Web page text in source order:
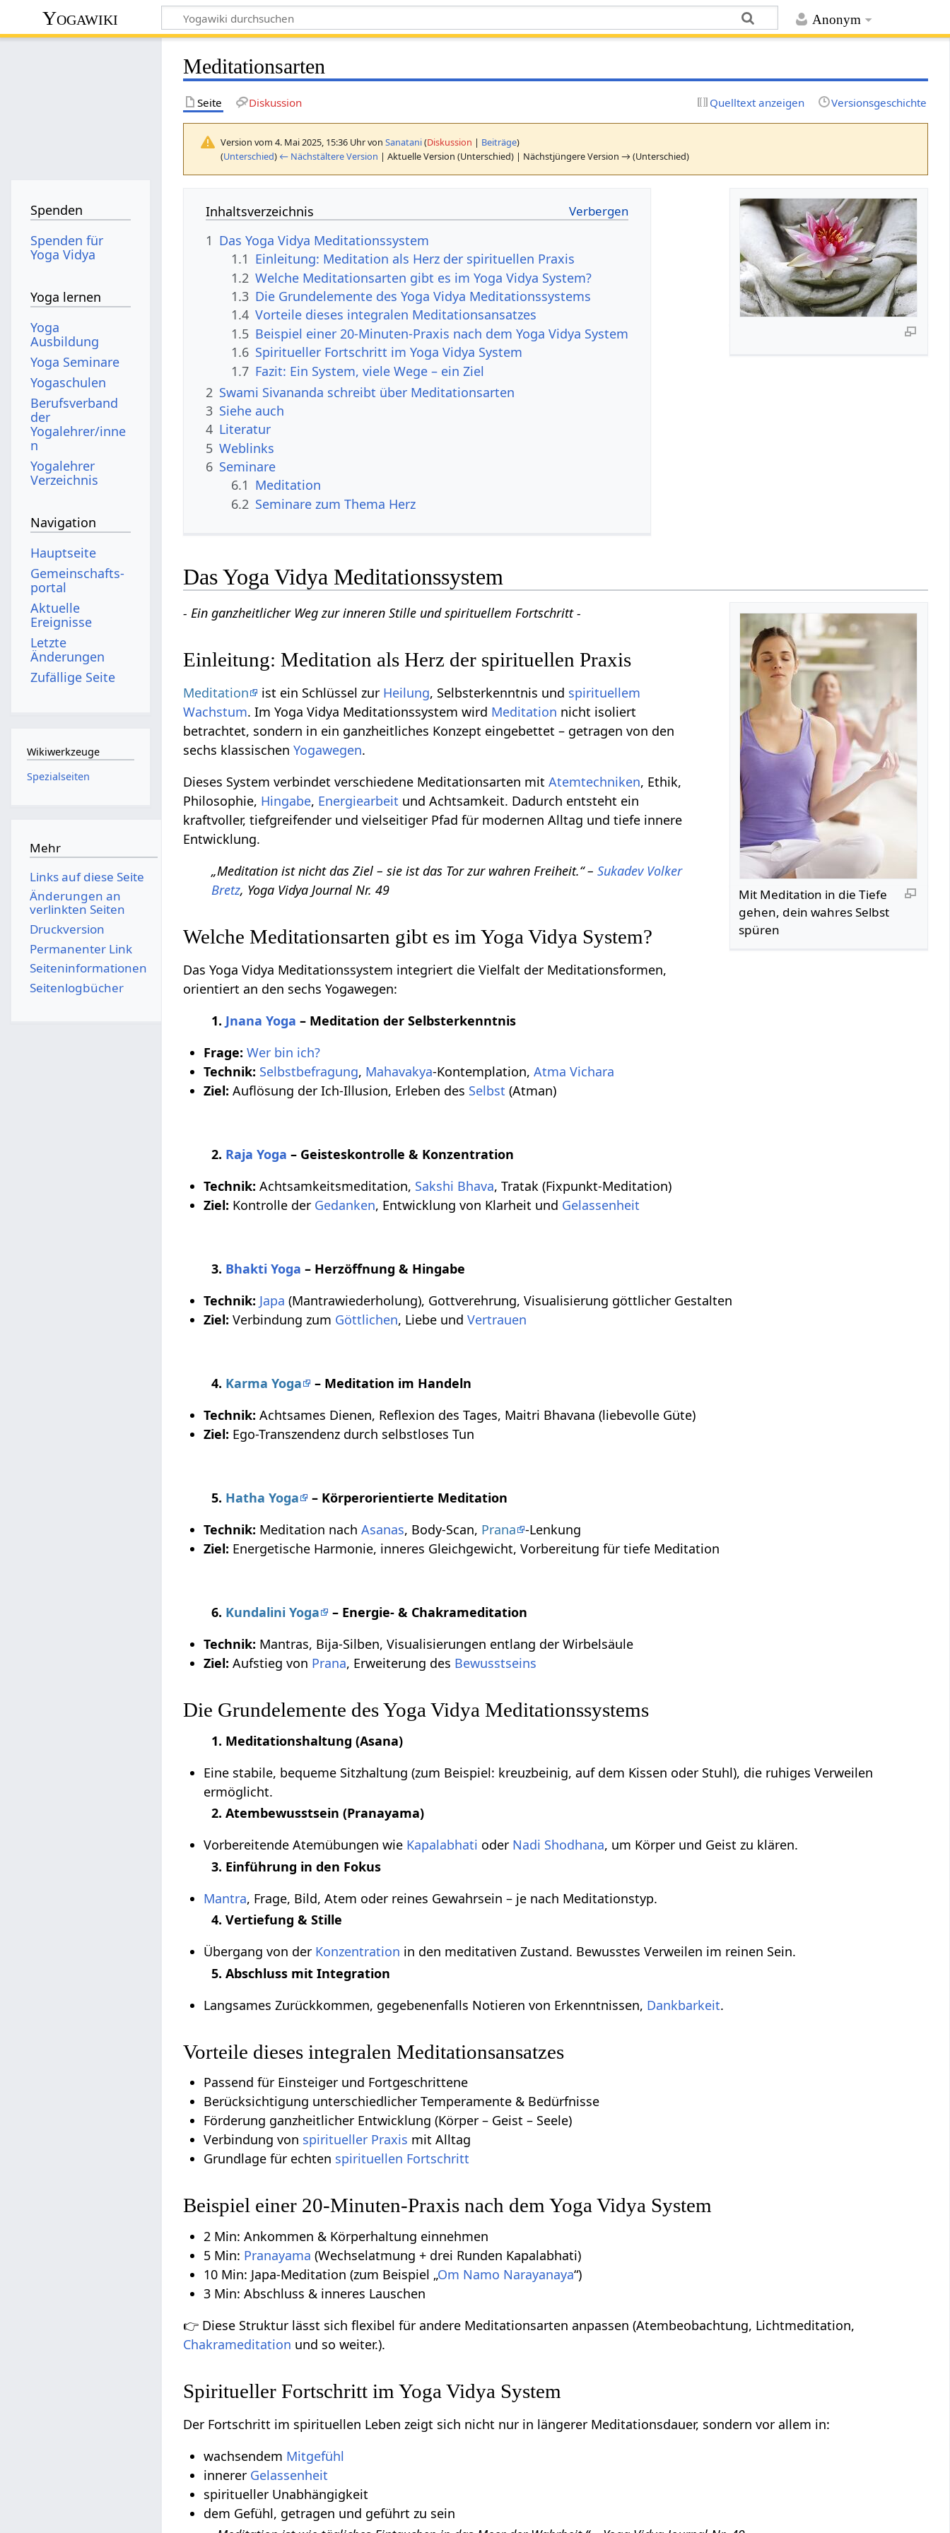
Anonym
Yogawiki
Meditationsarten
Seite Diskussion Quelltext anzeigen Versionsgeschichte
Version vom 4. Mai 2025, 15:36 Uhr vonSanatani(Diskussion | Beiträge)
(Unterschied) ← Nächstältere Version | Aktuelle Version (Unterschied) | Nächstjüngere Version → (Unterschied)
Inhaltsverzeichnis
1 Das Yoga Vidya Meditationssystem
1.1 Einleitung: Meditation als Herz der spirituellen Praxis
1.2 Welche Meditationsarten gibt es im Yoga Vidya System?
1.3 Die Grundelemente des Yoga Vidya Meditationssystems
1.4 Vorteile dieses integralen Meditationsansatzes
1.5 Beispiel einer 20-Minuten-Praxis nach dem Yoga Vidya System
1.6 Spiritueller Fortschritt im Yoga Vidya System
1.7 Fazit: Ein System, viele Wege – ein Ziel
2 Swami Sivananda schreibt über Meditationsarten
3 Siehe auch
4 Literatur
5 Weblinks
6 Seminare
6.1 Meditation
6.2 Seminare zum Thema Herz
Das Yoga Vidya Meditationssystem
Mit Meditation in die Tiefe
gehen, dein wahres Selbst
spüren
- Ein ganzheitlicher Weg zur inneren Stille und spirituellem Fortschritt -
Einleitung: Meditation als Herz der spirituellen Praxis
Meditation ist ein Schlüssel zur Heilung, Selbsterkenntnis und spirituellem
Wachstum. Im Yoga Vidya Meditationssystem wird Meditation nicht isoliert
betrachtet, sondern in ein ganzheitliches Konzept eingebettet – getragen von den
sechs klassischenYogawegen.
Dieses System verbindet verschiedene Meditationsarten mitAtemtechniken, Ethik,
Philosophie, Hingabe, Energiearbeit und Achtsamkeit. Dadurch entsteht ein
kraftvoller, tiefgreifender und vielseitiger Pfad für modernen Alltag und tiefe innere
Entwicklung.
„Meditation ist nicht das Ziel – sie ist das Tor zur wahren Freiheit.“ –Sukadev Volker
Bretz, Yoga Vidya Journal Nr. 49
Welche Meditationsarten gibt es im Yoga Vidya System?
Das Yoga Vidya Meditationssystem integriert die Vielfalt der Meditationsformen,
orientiert an den sechs Yogawegen:
1. Jnana Yoga – Meditation der Selbsterkenntnis
Frage: Wer bin ich?
Technik: Selbstbefragung, Mahavakya-Kontemplation,Atma Vichara
Ziel: Auflösung der Ich-Illusion, Erleben des Selbst (Atman)
2. Raja Yoga – Geisteskontrolle & Konzentration
Technik: Achtsamkeitsmeditation, Sakshi Bhava, Tratak (Fixpunkt-Meditation)
Ziel: Kontrolle der Gedanken, Entwicklung von Klarheit und Gelassenheit
3. Bhakti Yoga – Herzöffnung & Hingabe
Technik: Japa (Mantrawiederholung), Gottverehrung, Visualisierung göttlicher Gestalten
Ziel: Verbindung zum Göttlichen, Liebe undVertrauen
4. Karma Yoga
– Meditation im Handeln
Technik: Achtsames Dienen, Reflexion des Tages, Maitri Bhavana (liebevolle Güte)
Ziel: Ego-Transzendenz durch selbstloses Tun
5. Hatha Yoga
– Körperorientierte Meditation
Technik: Meditation nachAsanas, Body-Scan, Prana -Lenkung
Ziel: Energetische Harmonie, inneres Gleichgewicht, Vorbereitung für tiefe Meditation
6. Kundalini Yoga
– Energie- & Chakrameditation
Technik: Mantras, Bija-Silben, Visualisierungen entlang der Wirbelsäule
Ziel: Aufstieg von Prana, Erweiterung des Bewusstseins
Die Grundelemente des Yoga Vidya Meditationssystems
1. Meditationshaltung (Asana)
Eine stabile, bequeme Sitzhaltung (zum Beispiel: kreuzbeinig, auf dem Kissen oder Stuhl), die ruhiges Verweilen
ermöglicht.
2. Atembewusstsein (Pranayama)
Vorbereitende Atemübungen wie Kapalabhati oder Nadi Shodhana, um Körper und Geist zu klären.
3. Einführung in den Fokus
Mantra, Frage, Bild, Atem oder reines Gewahrsein – je nach Meditationstyp.
4. Vertiefung & Stille
Übergang von der Konzentration in den meditativen Zustand. Bewusstes Verweilen im reinen Sein.
5. Abschluss mit Integration
Langsames Zurückkommen, gegebenenfalls Notieren von Erkenntnissen, Dankbarkeit.
Vorteile dieses integralen Meditationsansatzes
Passend für Einsteiger und Fortgeschrittene
Berücksichtigung unterschiedlicher Temperamente & Bedürfnisse
Förderung ganzheitlicher Entwicklung (Körper – Geist – Seele)
Verbindung von spiritueller Praxis mit Alltag
Grundlage für echten spirituellen Fortschritt
Beispiel einer 20-Minuten-Praxis nach dem Yoga Vidya System
2 Min: Ankommen & Körperhaltung einnehmen
5 Min: Pranayama (Wechselatmung + drei Runden Kapalabhati)
10 Min: Japa-Meditation (zum Beispiel „Om Namo Narayanaya“)
3 Min: Abschluss & inneres Lauschen
👉 Diese Struktur lässt sich flexibel für andere Meditationsarten anpassen (Atembeobachtung, Lichtmeditation,
Chakrameditation und so weiter.).
Spiritueller Fortschritt im Yoga Vidya System
Der Fortschritt im spirituellen Leben zeigt sich nicht nur in längerer Meditationsdauer, sondern vor allem in:
wachsendem Mitgefühl
innerer Gelassenheit
spiritueller Unabhängigkeit
dem Gefühl, getragen und geführt zu sein
Spenden
Spenden für
Yoga Vidya
Yoga lernen
Yoga
Ausbildung
Yoga Seminare
Yogaschulen
Berufsverband
der
Yogalehrer/inne
n
Yogalehrer
Verzeichnis
Navigation
Hauptseite
Gemeinschafts­
portal
Aktuelle
Ereignisse
Letzte
Änderungen
Zufällige Seite
Wikiwerkzeuge
Spezialseiten
Mehr
Links auf diese Seite
Änderungen an
verlinkten Seiten
Druckversion
Permanenter Link
Seiten­­informationen
Seitenlogbücher